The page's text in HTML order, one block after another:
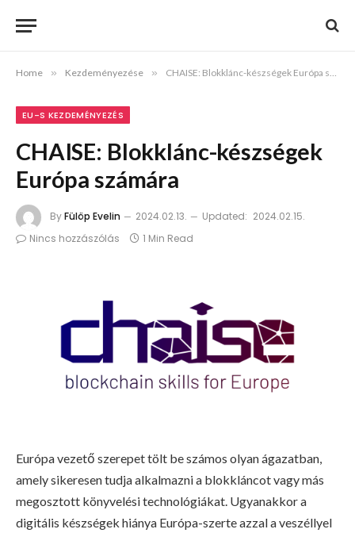
Home » Kezdeményezése » CHAISE: Blokklánc-készségek Európa számára
EU-S KEZDEMÉNYEZÉS
CHAISE: Blokklánc-készségek
Európa számára
ByFülöp Evelin 2024.02.13. Updated: 2024.02.15.
Nincs hozzászólás
1 Min Read
Európa vezető szerepet tölt be számos olyan ágazatban,
amely sikeresen tudja alkalmazni a blokkláncot vagy más
megosztott könyvelési technológiákat. Ugyanakkor a
digitális készségek hiánya Európa-szerte azzal a veszéllyel